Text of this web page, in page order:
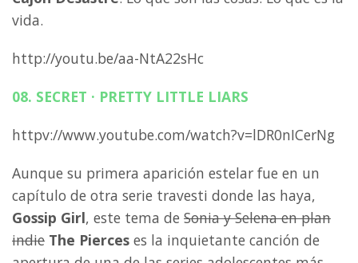
vida.
http://youtu.be/aa-NtA22sHc
08. SECRET · PRETTY LITTLE LIARS
httpv://www.youtube.com/watch?v=lDR0nICerNg
Aunque su primera aparición estelar fue en un
capítulo de otra serie travesti donde las haya,
Gossip Girl, este tema de Sonia y Selena en plan
indie The Pierces es la inquietante canción de